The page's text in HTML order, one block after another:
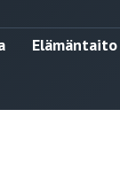
Elämäntaito